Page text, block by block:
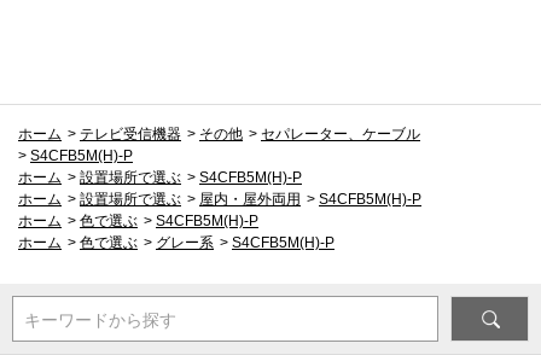
ホーム > テレビ受信機器 > その他 > セパレーター、ケーブル
> S4CFB5M(H)-P
ホーム > 設置場所で選ぶ > S4CFB5M(H)-P
ホーム > 設置場所で選ぶ > 屋内・屋外両用 > S4CFB5M(H)-P
ホーム > 色で選ぶ > S4CFB5M(H)-P
ホーム > 色で選ぶ > グレー系 > S4CFB5M(H)-P
キーワードから探す